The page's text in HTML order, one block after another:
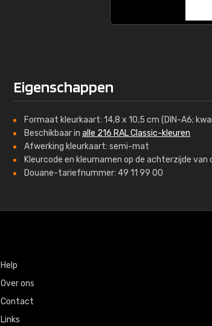
Eigenschappen
Formaat kleurkaart: 14,8 x 10,5 cm (DIN-A6;
Beschikbaar in alle 216 RAL Classic-kleuren
Afwerking kleurkaart: semi-mat
Kleurcode en kleurnamen op de achterzijde van
Douane-tariefnummer: 49 11 99 00
Help
Over ons
Contact
Links